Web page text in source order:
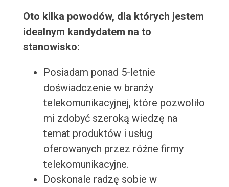
Oto kilka powodów, dla których jestem
idealnym kandydatem na to
stanowisko:
Posiadam ponad 5-letnie
doświadczenie w branży
telekomunikacyjnej, które pozwoliło
mi zdobyć szeroką wiedzę na
temat produktów i usług
oferowanych przez różne firmy
telekomunikacyjne.
Doskonale radzę sobie w